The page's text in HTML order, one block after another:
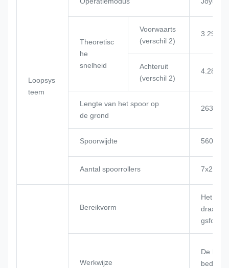
Loopsys
teem
Theoretisc
he
snelheid
Voorwaarts
(verschil 2)
3.29/
Achteruit
(verschil 2)
4.28/
Lengte van het spoor op
de grond
2635
Spoorwijdte 560 mm
Aantal spoorrollers 7x2
Bereikvorm
Het
Werkwijze
De